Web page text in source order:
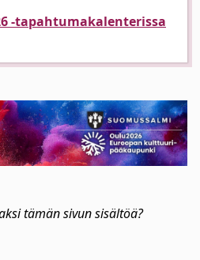
-tapahtumakalenterissa
tämän sivun sisältöä?